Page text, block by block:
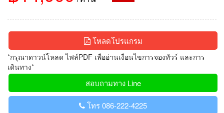
โหลดโปรแกรม
*กรุณาดาวน์โหลด ไฟล์PDF เพื่ออ่านเงื่อนไขการจองทัวร์ และการ
เดินทาง*
สอบถามทาง Line
โทร 086-222-4225